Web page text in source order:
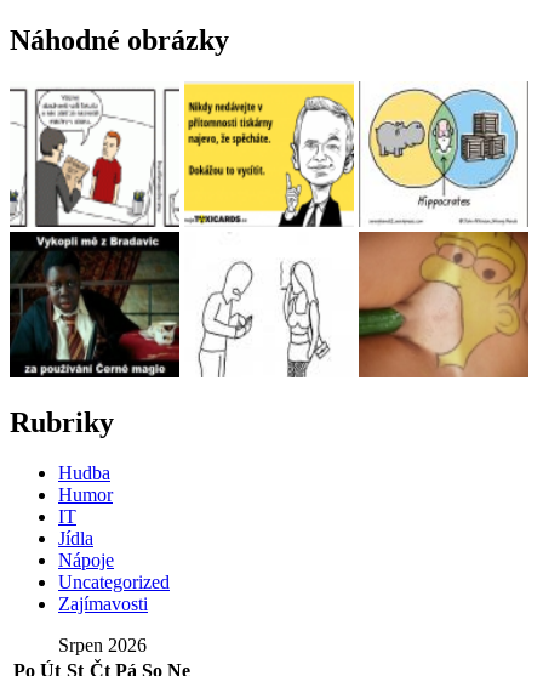
Náhodné obrázky
Rubriky
Hudba
Humor
IT
Jídla
Nápoje
Uncategorized
Zajímavosti
Srpen 2026
Po Út St Čt Pá So Ne